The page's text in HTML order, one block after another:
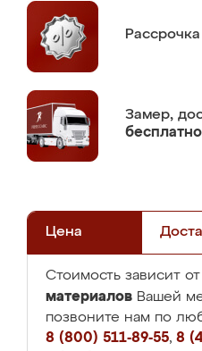
Рассрочка
Замер,
бесплатно
Цена
Стоимость зависит от
материалов Вашей
позвоните нам по
8 (800) 511-89-55, 8